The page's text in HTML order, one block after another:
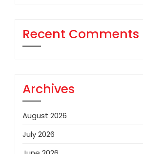
Recent Comments
Archives
August 2026
July 2026